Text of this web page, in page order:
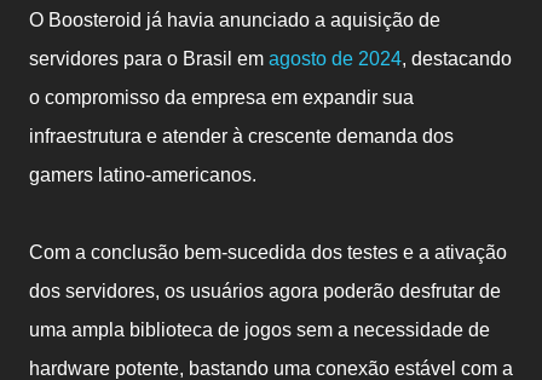
O Boosteroid já havia anunciado a aquisição de
servidores para o Brasil em agosto de 2024, destacando
o compromisso da empresa em expandir sua
infraestrutura e atender à crescente demanda dos
gamers latino-americanos.
Com a conclusão bem-sucedida dos testes e a ativação
dos servidores, os usuários agora poderão desfrutar de
uma ampla biblioteca de jogos sem a necessidade de
hardware potente, bastando uma conexão estável com a